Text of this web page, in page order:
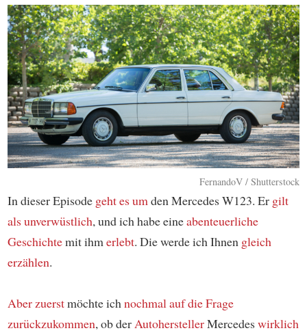
FernandoV / Shutterstock
In dieser Episode geht es umden Mercedes W123. Er gilt
alsunverwüstlich, und ich habe eineabenteuerliche
Geschichtemit ihmerlebt. Die werde ich Ihnen gleich
erzählen.
Aber zuerstmöchte ichnochmalauf die Frage
zurückzukommen, ob derAutoherstellerMercedeswirklich